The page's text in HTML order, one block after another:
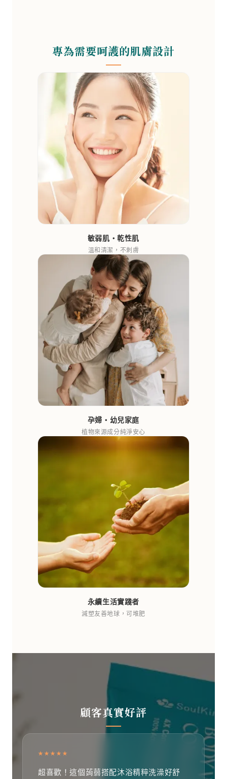
專為需要呵護的肌膚設計
敏弱肌‧乾性肌
溫和清潔，不刺膚
孕婦‧幼兒家庭
植物來源成分純淨安心
永續生活實踐者
減塑友善地球，可堆肥
顧客真實好評
★★★★★
超喜歡！這個蒟蒻搭配沐浴精粹洗澡好舒